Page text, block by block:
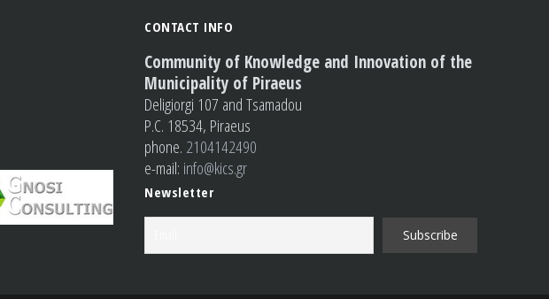
CONTACT INFO
Community of Knowledge and Innovation of the
Municipality of Piraeus
Deligiorgi 107 and Tsamadou
P.C. 18534, Piraeus
phone. 2104142490
e-mail: info@kics.gr
Newsletter